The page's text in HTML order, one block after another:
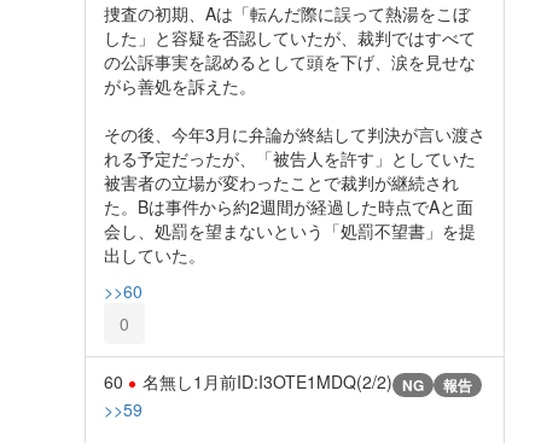
捜査の初期、Aは「転んだ際に誤って熱湯をこぼ
した」と容疑を否認していたが、裁判ではすべて
の公訴事実を認めるとして頭を下げ、涙を見せな
がら善処を訴えた。
その後、今年3月に弁論が終結して判決が言い渡さ
れる予定だったが、「被告人を許す」としていた
被害者の立場が変わったことで裁判が継続され
た。Bは事件から約2週間が経過した時点でAと面
会し、処罰を望まないという「処罰不望書」を提
出していた。
>>60
0
60 名無し1月前ID:I3OTE1MDQ(2/2) NG 報告
>>59